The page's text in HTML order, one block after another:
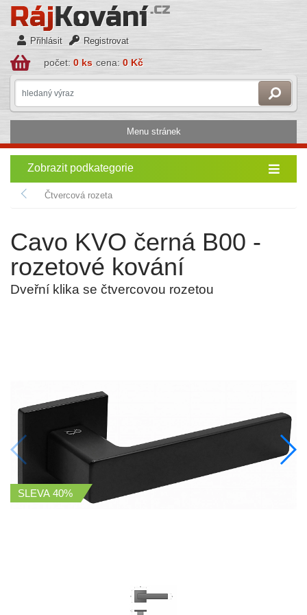
Přihlásit Registrovat
počet: 0 ks cena: 0 Kč
Menu stránek
Zobrazit podkategorie
Čtvercová rozeta
Cavo KVO černá B00 -
rozetové kování
Dveřní klika se čtvercovou rozetou
SLEVA 40%